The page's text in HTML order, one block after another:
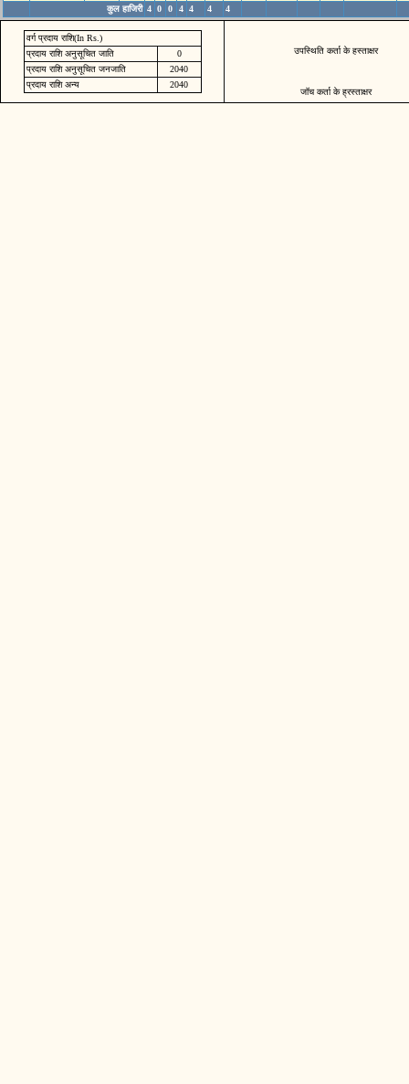
कुल हाजिरी 4 0 0 4 4 4 4
वर्ग प्रदाय राशि(In Rs.)
प्रदाय राशि अनुसूचित जाति
0
प्रदाय राशि अनुसूचित जनजाति
2040
प्रदाय राशि अन्य
2040
उपस्थिति कर्ता के हस्ताक्षर
जॉच कर्ता के ह्रस्ताक्षर